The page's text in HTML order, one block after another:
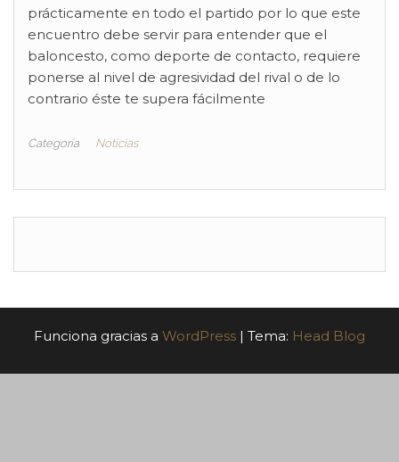
prácticamente en todo el partido por lo que este
encuentro debe servir para entender que el
baloncesto, como deporte de contacto, requiere
ponerse al nivel de agresividad del rival o de lo
contrario éste te supera fácilmente
Categoría Noticias
Funciona gracias a WordPress | Tema: Head Blog